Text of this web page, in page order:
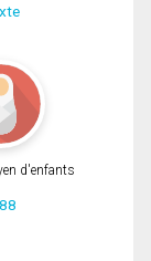
d'enfants